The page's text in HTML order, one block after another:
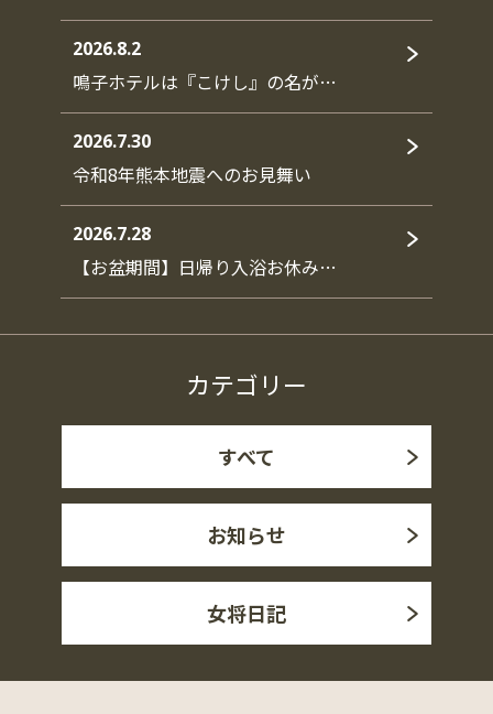
2026.8.2
鳴子ホテルは『こけし』の名が…
2026.7.30
令和8年熊本地震へのお見舞い
2026.7.28
【お盆期間】日帰り入浴お休み…
カテゴリー
すべて
お知らせ
女将日記